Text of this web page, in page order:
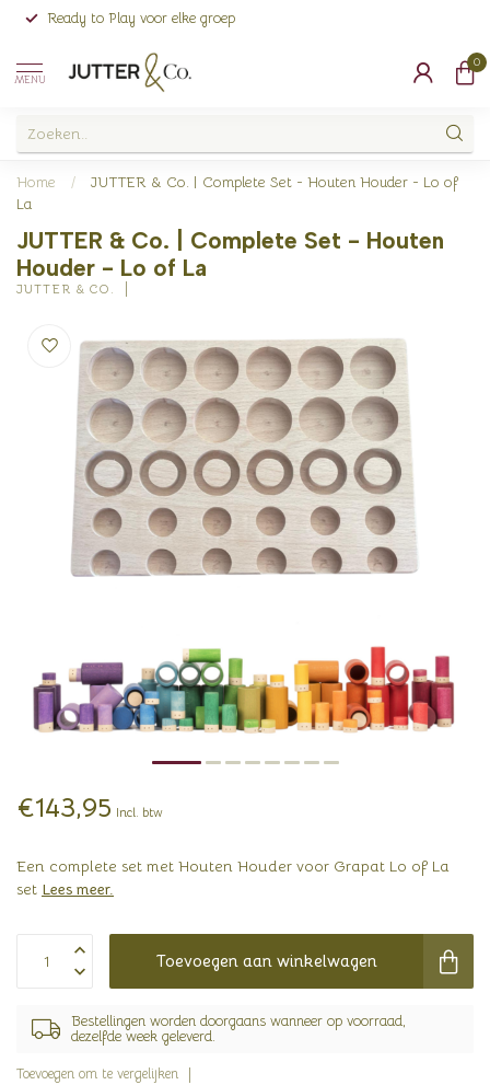
Ready to Play voor elke groep
MENU
0
Home /
JUTTER & Co. | Complete Set - Houten Houder - Lo of
La
JUTTER & Co. | Complete Set - Houten
Houder - Lo of La
JUTTER & CO.
€143,95 Incl. btw
Een complete set met Houten Houder voor Grapat Lo of La
set Lees meer.
Toevoegen aan winkelwagen
Bestellingen worden doorgaans wanneer op voorraad,
dezelfde week geleverd.
Toevoegen om te vergelijken